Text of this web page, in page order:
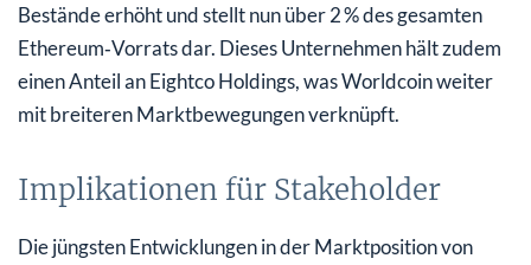
Bestände erhöht und stellt nun über 2 % des gesamten
Ethereum‑Vorrats dar. Dieses Unternehmen hält zudem
einen Anteil an Eightco Holdings, was Worldcoin weiter
mit breiteren Marktbewegungen verknüpft.
Implikationen für Stakeholder
Die jüngsten Entwicklungen in der Marktposition von